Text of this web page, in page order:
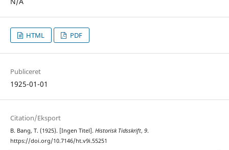
HTML PDF
Publiceret
1925-01-01
Citation/Eksport
B. Bang, T. (1925). [Ingen Titel]. Historisk Tidsskrift, 9.
https://doi.org/10.7146/ht.v9i.55251